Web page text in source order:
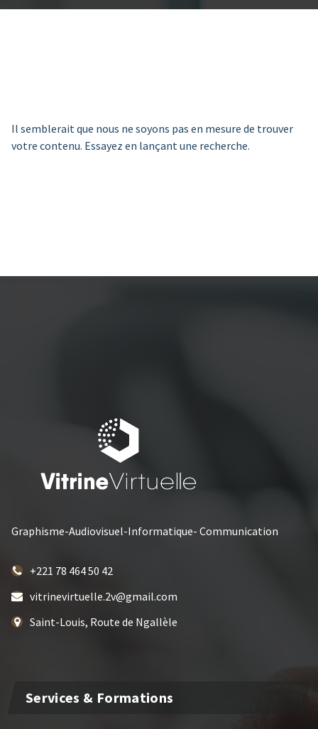
Il semblerait que nous ne soyons pas en mesure de trouver
votre contenu. Essayez en lançant une recherche.
Graphisme-Audiovisuel-Informatique- Communication
+221 78 464 50 42
vitrinevirtuelle.2v@gmail.com
Saint-Louis, Route de Ngallèle
Services & Formations